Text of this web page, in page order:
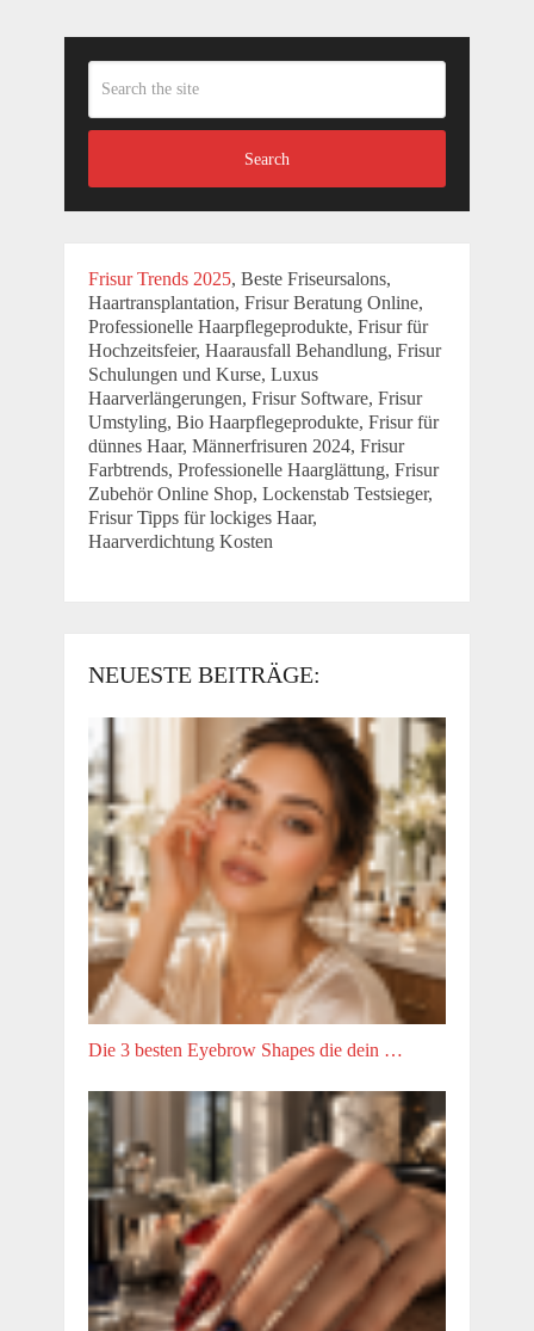
Search
Frisur Trends 2025, Beste Friseursalons,
Haartransplantation, Frisur Beratung Online,
Professionelle Haarpflegeprodukte, Frisur für
Hochzeitsfeier, Haarausfall Behandlung, Frisur
Schulungen und Kurse, Luxus
Haarverlängerungen, Frisur Software, Frisur
Umstyling, Bio Haarpflegeprodukte, Frisur für
dünnes Haar, Männerfrisuren 2024, Frisur
Farbtrends, Professionelle Haarglättung, Frisur
Zubehör Online Shop, Lockenstab Testsieger,
Frisur Tipps für lockiges Haar,
Haarverdichtung Kosten
NEUESTE BEITRÄGE:
Die 3 besten Eyebrow Shapes die dein …